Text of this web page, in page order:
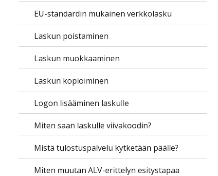
EU-standardin mukainen verkkolasku
Laskun poistaminen
Laskun muokkaaminen
Laskun kopioiminen
Logon lisääminen laskulle
Miten saan laskulle viivakoodin?
Mistä tulostuspalvelu kytketään päälle?
Miten muutan ALV-erittelyn esitystapaa